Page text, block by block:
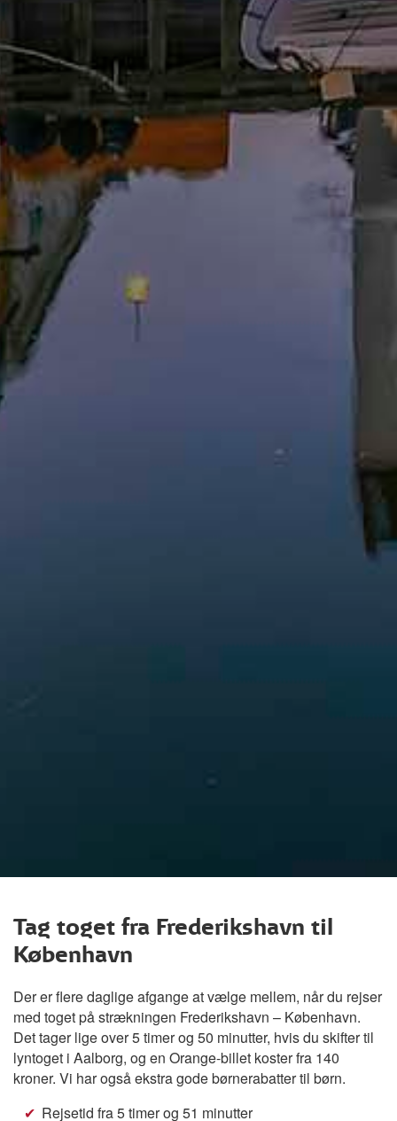
Tag toget fra Frederikshavn til
København
Der er flere daglige afgange at vælge mellem, når du rejser
med toget på strækningen Frederikshavn – København.
Det tager lige over 5 timer og 50 minutter, hvis du skifter til
lyntoget i Aalborg, og en Orange-billet koster fra 140
kroner. Vi har også ekstra gode børnerabatter til børn.
Rejsetid fra 5 timer og 51 minutter